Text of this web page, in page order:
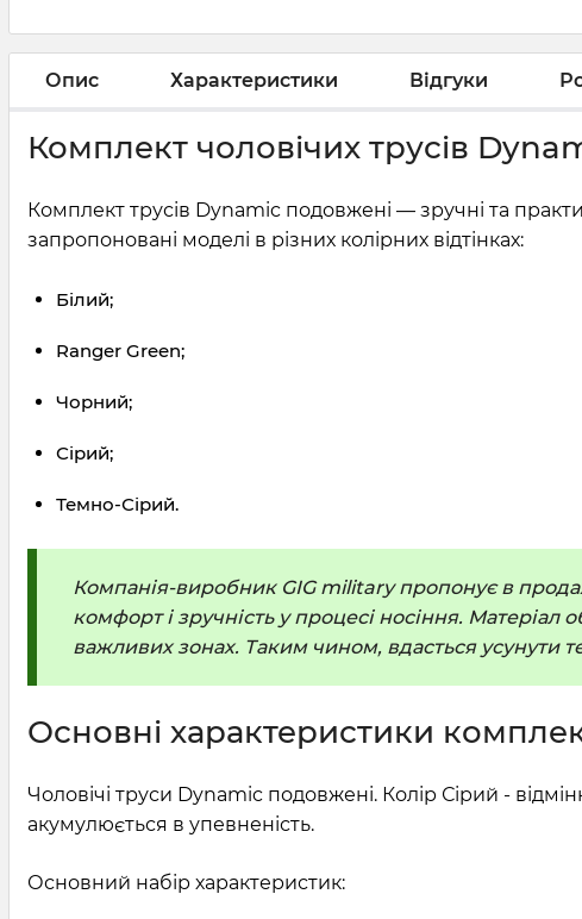
Опис Характеристики Відгуки
Комплект чоловічих трусів
Комплект трусів Dynamic подовжені — зручні та
запропоновані моделі в різних колірних відтінках:
Білий;
Ranger Green;
Чорний;
Сірий;
Темно-Сірий.
Компанія-виробник GIG military пропонує в
комфорт і зручність у процесі носіння. Матеріал
важливих зонах. Таким чином, вдасться усунути
Основні характеристики
Чоловічі труси Dynamic подовжені. Колір Сірий -
акумулюється в упевненість.
Основний набір характеристик: